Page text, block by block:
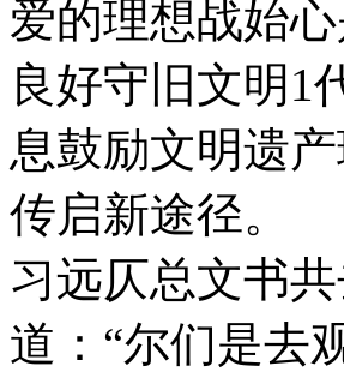
爱的理想战始
良好守旧文明1
息鼓励文明遗
传启新途径
习远仄总文书
道：“尔们是去